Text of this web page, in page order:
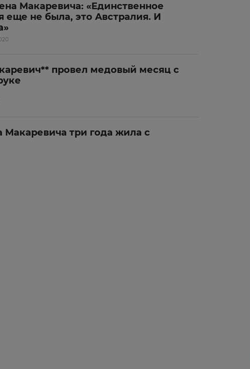
Макаревича: «Единственное
еще не была, это Австралия. И
провел медовый месяц с
Макаревича три года жила с